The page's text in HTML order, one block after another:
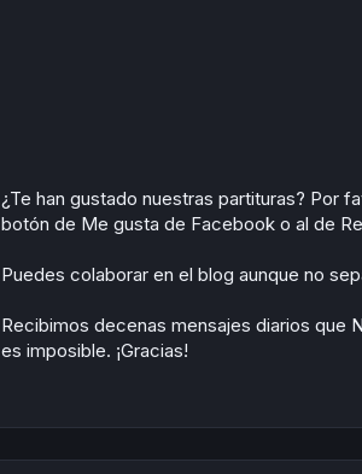
¿Te han gustado nuestras partituras? Por
botón de Me gusta de Facebook o al de
Puedes colaborar en el blog aunque no
Recibimos decenas mensajes diarios que
es imposible. ¡Gracias!